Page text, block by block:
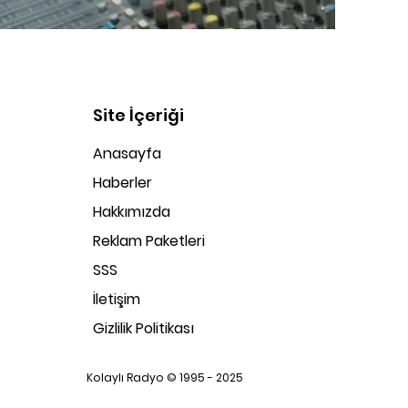
Site İçeriği
Anasayfa
Haberler
Hakkımızda
Reklam Paketleri
SSS
İletişim
Gizlilik Politikası
Kolaylı Radyo © 1995 - 2025